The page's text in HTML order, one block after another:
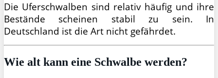
Die Uferschwalben sind relativ häufig und ihre
Bestände scheinen stabil zu sein. In
Deutschland ist die Art nicht gefährdet.
Wie alt kann eine Schwalbe werden?